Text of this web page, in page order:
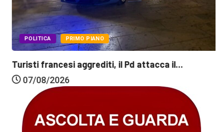
POLITICA PRIMO PIANO
Turisti francesi aggrediti, il Pd attacca il...
07/08/2026